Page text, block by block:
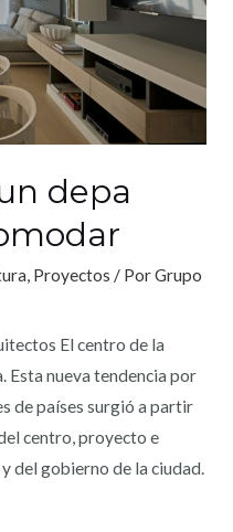
depa
, Proyectos / PorGrupo
El centro de la
Esta nueva tendencia por
de países surgió a partir
centro, proyecto e
del gobierno de la ciudad.